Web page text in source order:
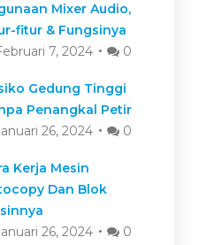
Mixer Audio,
fitur & Fungsinya
7, 2024
0
Gedung Tinggi
Penangkal Petir
26, 2024
0
Kerja Mesin
Dan Blok
26, 2024
0